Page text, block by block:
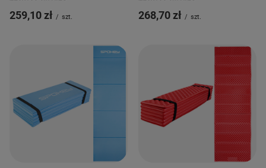
259,10 zł / szt. 268,70 zł / szt.